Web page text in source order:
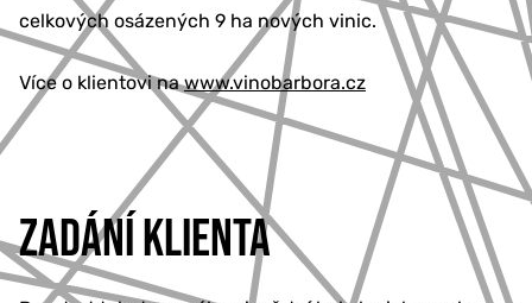
celkových osázených 9 ha nových vinic.
Více o klientovi nawww.vinobarbora.cz
ZADÁNÍ KLIENTA